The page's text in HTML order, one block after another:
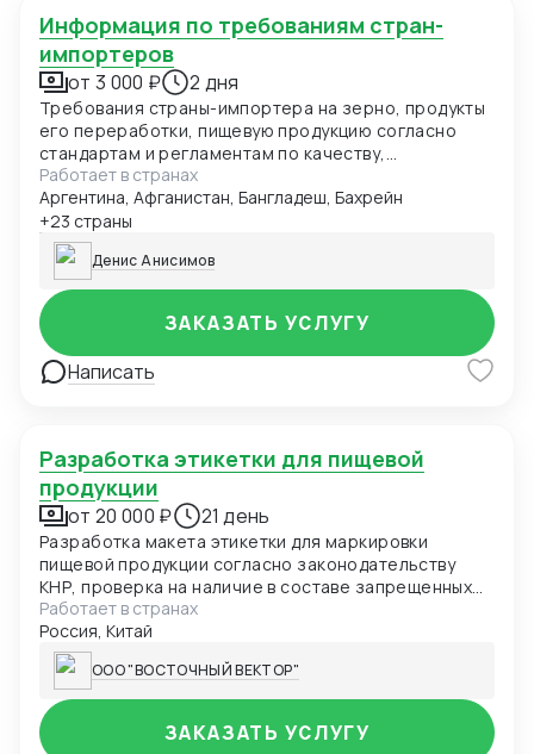
Информация по требованиям стран-
импортеров
от 3 000 ₽ 2 дня
Требования страны-импортера на зерно, продукты
его переработки, пищевую продукцию согласно
стандартам и регламентам по качеству,
безопасности и иным требованиям. Данные могут
быть представлены в виде чек-листа, формат Excel,
pdf. Первый заказ бесплатно в рамках специального
предложения.
Работает в странах
Аргентина, Афганистан, Бангладеш, Бахрейн
+23 страны
Денис Анисимов
Написать
ЗАКАЗАТЬ УСЛУГУ
Разработка этикетки для пищевой
продукции
от 20 000 ₽ 21 день
Разработка макета этикетки для маркировки
пищевой продукции согласно законодательству
КНР, проверка на наличие в составе запрещенных
элементов
Работает в странах
Россия, Китай
ООО "ВОСТОЧНЫЙ ВЕКТОР"
ЗАКАЗАТЬ УСЛУГУ